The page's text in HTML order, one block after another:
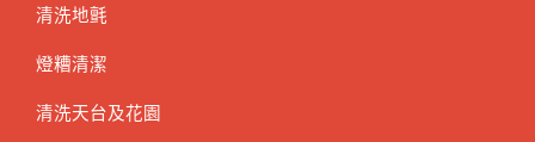
清洗地氈
燈糟清潔
清洗天台及花園